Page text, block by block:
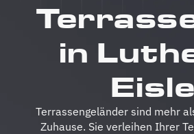
in
Terrassengeländer sind mehr
Zuhause. Sie verleihen Ihrer